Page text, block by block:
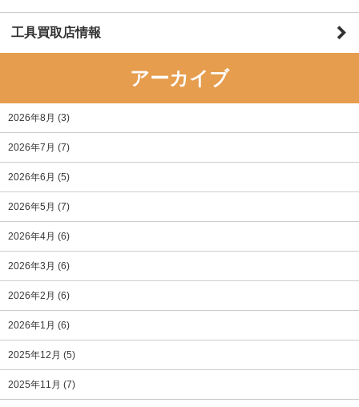
工具買取店情報
アーカイブ
2026年8月 (3)
2026年7月 (7)
2026年6月 (5)
2026年5月 (7)
2026年4月 (6)
2026年3月 (6)
2026年2月 (6)
2026年1月 (6)
2025年12月 (5)
2025年11月 (7)